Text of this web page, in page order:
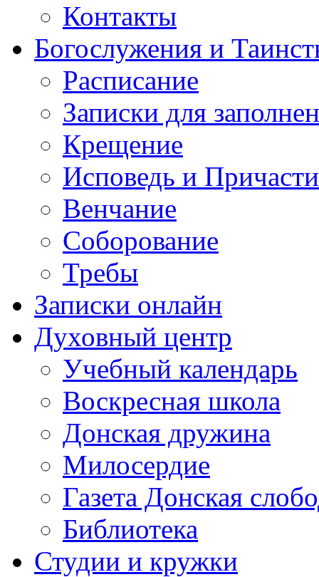
Контакты
Богослужения и
Расписание
Записки для
Крещение
Исповедь и
Венчание
Соборование
Требы
Записки онлайн
Духовный центр
Учебный календарь
Воскресная школа
Донская дружина
Милосердие
Газета Донская
Библиотека
Студии и кружки